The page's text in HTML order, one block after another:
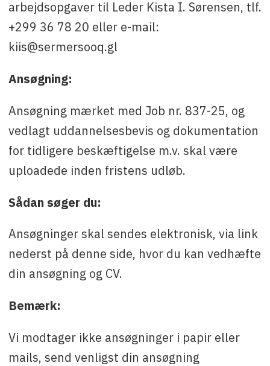
arbejdsopgaver til Leder Kista I. Sørensen, tlf.
+299 36 78 20 eller e-mail:
kiis@sermersooq.gl
Ansøgning:
Ansøgning mærket med Job nr. 837-25, og
vedlagt uddannelsesbevis og dokumentation
for tidligere beskæftigelse m.v. skal være
uploadede inden fristens udløb.
Sådan søger du:
Ansøgninger skal sendes elektronisk, via link
nederst på denne side, hvor du kan vedhæfte
din ansøgning og CV.
Bemærk:
Vi modtager ikke ansøgninger i papir eller
mails, send venligst din ansøgning